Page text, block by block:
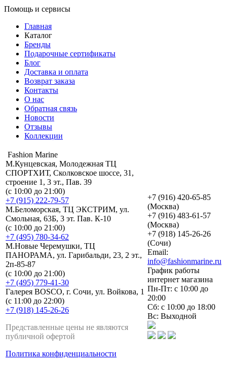
Помощь и сервисы
Главная
Каталог
Бренды
Подарочные сертификаты
Блог
Доставка и оплата
Возврат заказа
Контакты
О нас
Обратная связь
Новости
Отзывы
Коллекции
Fashion Marine
М.Кунцевская, Молодежная ТЦ
СПОРТХИТ, Сколковское шоссе, 31,
строение 1, 3 эт., Пав. 39
(с 10:00 до 21:00)
+7 (915) 222-79-57
М.Беломорская, ТЦ ЭКСТРИМ, ул.
Смольная, 63Б, 3 эт. Пав. К-10
(с 10:00 до 21:00)
+7 (495) 780-34-62
М.Новые Черемушки, ТЦ
ПАНОРАМА, ул. Гарибальди, 23, 2 эт.,
2п-85-87
(с 10:00 до 21:00)
+7 (495) 779-41-30
Галерея BOSCO, г. Сочи, ул. Войкова, 1
(с 11:00 до 22:00)
+7 (918) 145-26-26
Представленные цены не являются
публичной офертой
Политика конфиденциальности
+7 (916) 420-65-85
(Москва)
+7 (916) 483-61-57
(Москва)
+7 (918) 145-26-26
(Сочи)
Email:
info@fashionmarine.ru
График работы
интернет магазина
Пн-Пт: с 10:00 до
20:00
Сб: с 10:00 до 18:00
Вс: Выходной